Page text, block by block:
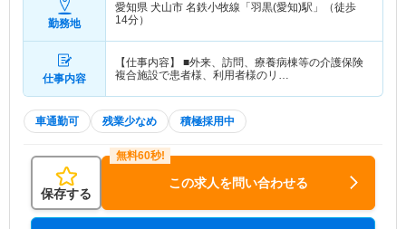
勤務地
愛知県 犬山市 名鉄小牧線「羽黒(愛知)駅」（徒歩
14分）
仕事内容
【仕事内容】 ■外来、訪問、療養病棟等の介護保険
複合施設で患者様、利用者様のリ…
車通勤可 残業少なめ 積極採用中
保存する
この求人を問い合わせる